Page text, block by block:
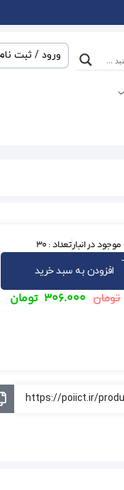
ورود / ثبت
موجود در انبارتعداد : 30
افزودن به سبد خرید
تومان ۳۰۶.۰۰۰ تومان